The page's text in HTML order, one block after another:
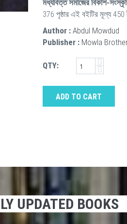
মধ্যবিত্ত সমাজের বিকাশ-
376 পৃষ্ঠার এই বইটির মূল্য 450
Author : Abdul Mowdud
Publisher : Mowla
QTY:
ADD TO CART
UPDATED BOOKS